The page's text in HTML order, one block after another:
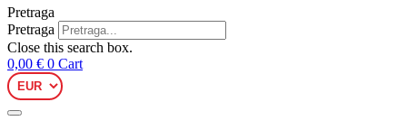
Pretraga
Pretraga
Close this search box.
0,00 € 0 Cart